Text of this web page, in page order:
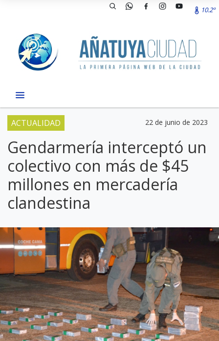
10.2º
ACTUALIDAD 22 de junio de 2023
Gendarmería interceptó un
colectivo con más de $45
millones en mercadería
clandestina